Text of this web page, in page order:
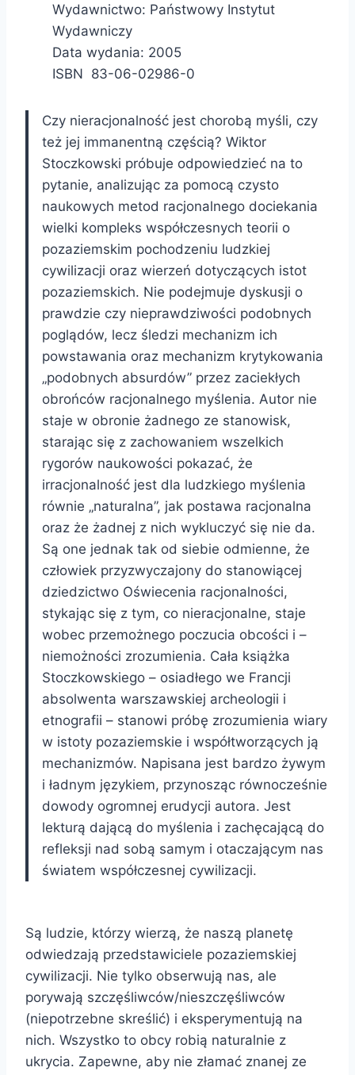
Wydawnictwo: Państwowy Instytut
Wydawniczy
Data wydania: 2005
ISBN 83-06-02986-0
Czy nieracjonalność jest chorobą myśli, czy
też jej immanentną częścią? Wiktor
Stoczkowski próbuje odpowiedzieć na to
pytanie, analizując za pomocą czysto
naukowych metod racjonalnego dociekania
wielki kompleks współczesnych teorii o
pozaziemskim pochodzeniu ludzkiej
cywilizacji oraz wierzeń dotyczących istot
pozaziemskich. Nie podejmuje dyskusji o
prawdzie czy nieprawdziwości podobnych
poglądów, lecz śledzi mechanizm ich
powstawania oraz mechanizm krytykowania
„podobnych absurdów” przez zaciekłych
obrońców racjonalnego myślenia. Autor nie
staje w obronie żadnego ze stanowisk,
starając się z zachowaniem wszelkich
rygorów naukowości pokazać, że
irracjonalność jest dla ludzkiego myślenia
równie „naturalna”, jak postawa racjonalna
oraz że żadnej z nich wykluczyć się nie da.
Są one jednak tak od siebie odmienne, że
człowiek przyzwyczajony do stanowiącej
dziedzictwo Oświecenia racjonalności,
stykając się z tym, co nieracjonalne, staje
wobec przemożnego poczucia obcości i –
niemożności zrozumienia. Cała książka
Stoczkowskiego – osiadłego we Francji
absolwenta warszawskiej archeologii i
etnografii – stanowi próbę zrozumienia wiary
w istoty pozaziemskie i współtworzących ją
mechanizmów. Napisana jest bardzo żywym
i ładnym językiem, przynosząc równocześnie
dowody ogromnej erudycji autora. Jest
lekturą dającą do myślenia i zachęcającą do
refleksji nad sobą samym i otaczającym nas
światem współczesnej cywilizacji.
Są ludzie, którzy wierzą, że naszą planetę
odwiedzają przedstawiciele pozaziemskiej
cywilizacji. Nie tylko obserwują nas, ale
porywają szczęśliwców/nieszczęśliwców
(niepotrzebne skreślić) i eksperymentują na
nich. Wszystko to obcy robią naturalnie z
ukrycia. Zapewne, aby nie złamać znanej ze